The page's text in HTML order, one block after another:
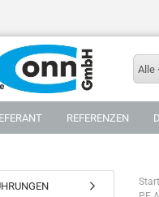
Alle
REFERENZEN